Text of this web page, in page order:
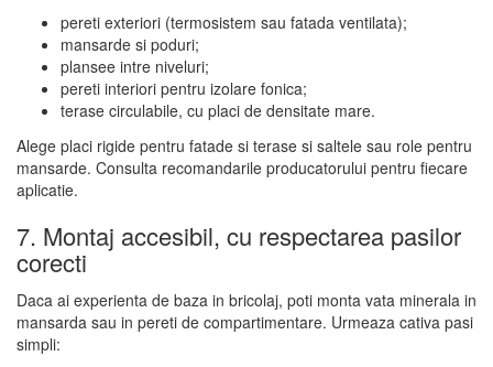
pereti exteriori (termosistem sau fatada ventilata);
mansarde si poduri;
plansee intre niveluri;
pereti interiori pentru izolare fonica;
terase circulabile, cu placi de densitate mare.
Alege placi rigide pentru fatade si terase si saltele sau role pentru
mansarde. Consulta recomandarile producatorului pentru fiecare
aplicatie.
7. Montaj accesibil, cu respectarea pasilor
corecti
Daca ai experienta de baza in bricolaj, poti monta vata minerala in
mansarda sau in pereti de compartimentare. Urmeaza cativa pasi
simpli: